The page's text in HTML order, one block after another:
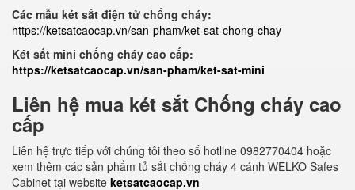
Các mẫu két sắt điện tử chống cháy:
https://ketsatcaocap.vn/san-pham/ket-sat-chong-chay
Két sắt mini chống cháy cao cấp:
https://ketsatcaocap.vn/san-pham/ket-sat-mini
Liên hệ mua két sắt Chống cháy cao
cấp
Liên hệ trực tiếp với chúng tôi theo số hotline 0982770404 hoặc
xem thêm các sản phẩm tủ sắt chống cháy 4 cánh WELKO Safes
Cabinet tại website ketsatcaocap.vn